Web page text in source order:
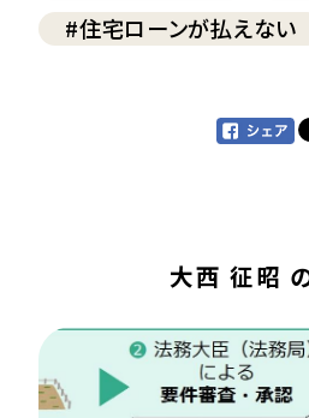
#住宅ローンが払えない
大西 征昭